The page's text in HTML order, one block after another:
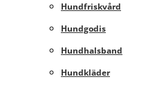
Hundfriskvård
Hundgodis
Hundhalsband
Hundkläder